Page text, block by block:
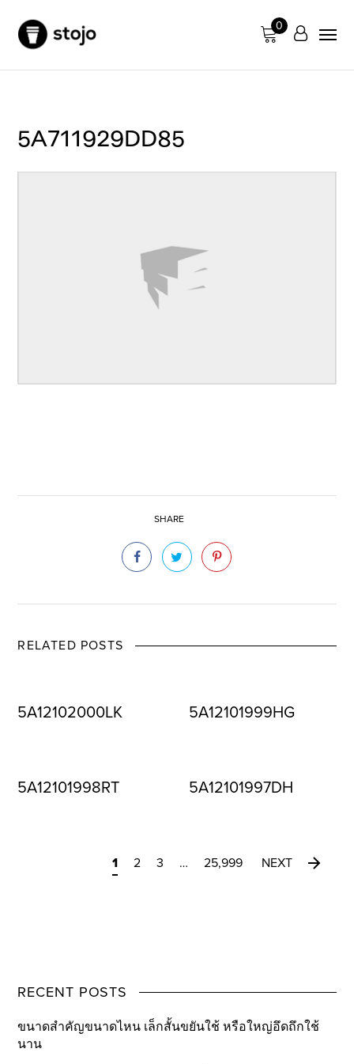
0
5A711929DD85
SHARE
RELATED POSTS
5A12102000LK 5A12101999HG
5A12101998RT 5A12101997DH
1 2 3 … 25,999 NEXT
RECENT POSTS
ขนาดสำคัญขนาดไหน เล็กสั้นขยันใช้ หรือใหญ่อึดถึกใช้
นาน